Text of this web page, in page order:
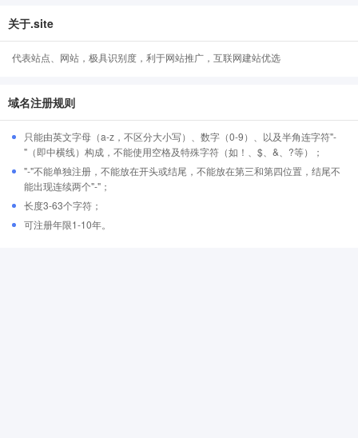
关于.site
代表站点、网站，极具识别度，利于网站推广，互联网建站优选
域名注册规则
只能由英文字母（a-z，不区分大小写）、数字（0-9）、以及半角连字符"-
"（即中横线）构成，不能使用空格及特殊字符（如！、$、&、?等）；
"-"不能单独注册，不能放在开头或结尾，不能放在第三和第四位置，结尾不
能出现连续两个"-"；
长度3-63个字符；
可注册年限1-10年。